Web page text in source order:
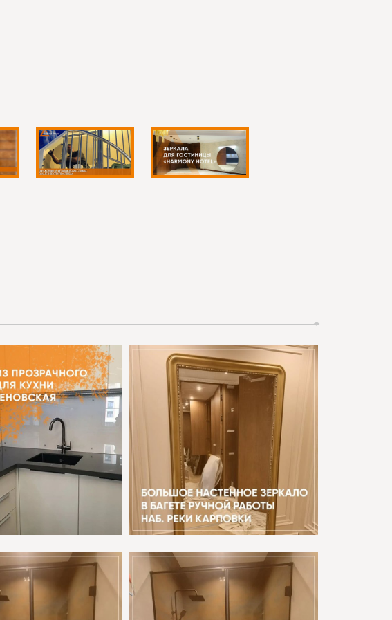
зеркала с подсветкой по индивидуальным размерам: с
обработки. Такой подход позволяет получить не